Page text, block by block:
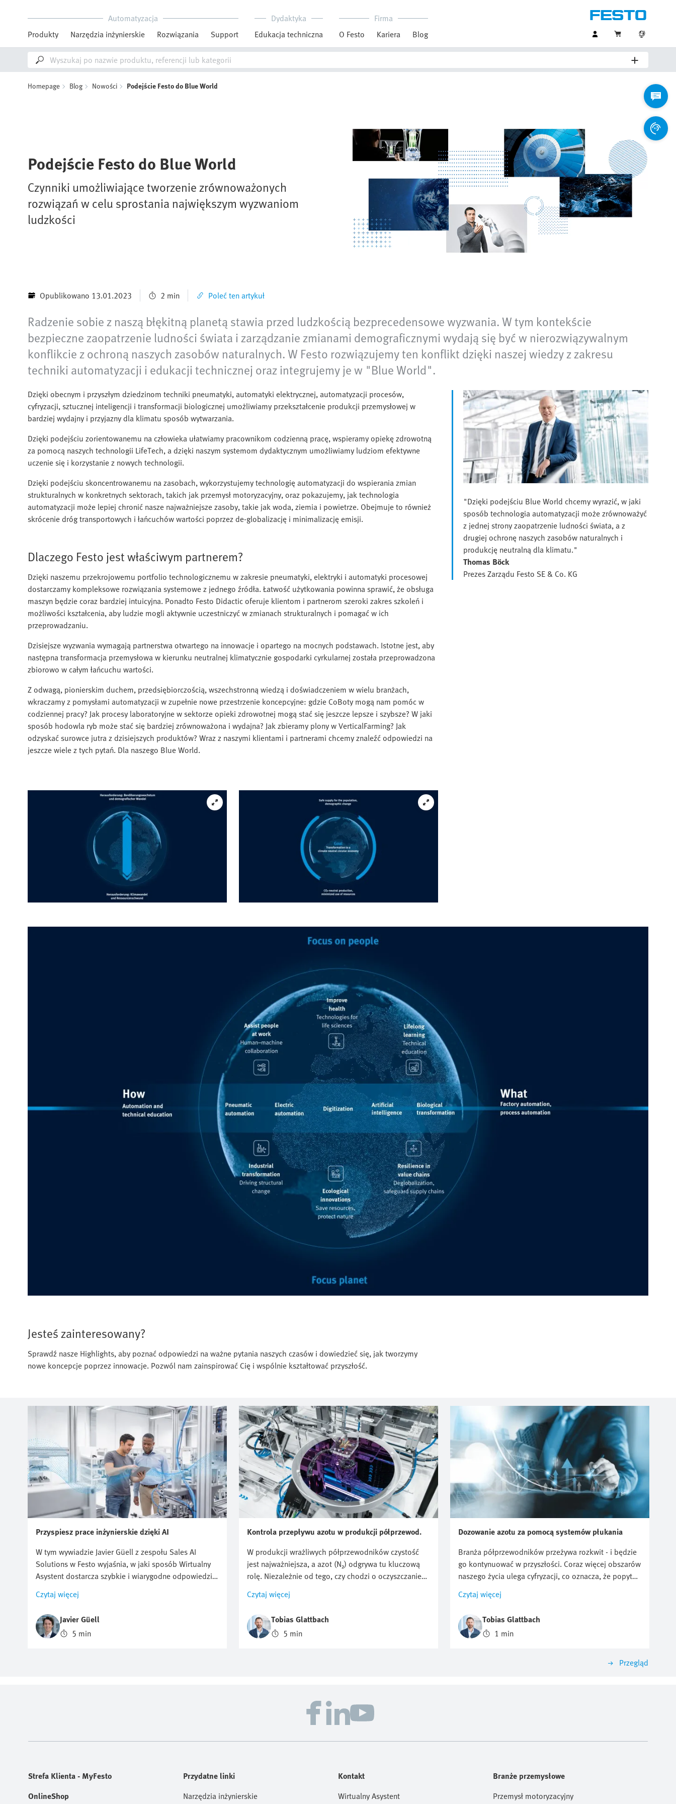
Automatyzacja
Produkty
Narzędzia inżynierskie Rozwiązania Support
Dydaktyka
Edukacja techniczna
Firma
O Festo
Kariera Blog
Homepage Blog Nowości Podejście Festo do Blue World
Podejście Festo do Blue World
Czynniki umożliwiające tworzenie zrównoważonych
rozwiązań w celu sprostania największym wyzwaniom
ludzkości
Opublikowano 13.01.2023 2 min Poleć ten artykuł
Radzenie sobie z naszą błękitną planetą stawia przed ludzkością bezprecedensowe wyzwania. W tym kontekście
bezpieczne zaopatrzenie ludności świata i zarządzanie zmianami demograficznymi wydają się być w nierozwiązywalnym
konflikcie z ochroną naszych zasobów naturalnych. W Festo rozwiązujemy ten konflikt dzięki naszej wiedzy z zakresu
techniki automatyzacji i edukacji technicznej oraz integrujemy je w "Blue World".
Dzięki obecnym i przyszłym dziedzinom techniki pneumatyki, automatyki elektrycznej, automatyzacji procesów,
cyfryzacji, sztucznej inteligencji i transformacji biologicznej umożliwiamy przekształcenie produkcji przemysłowej w
bardziej wydajny i przyjazny dla klimatu sposób wytwarzania.
Dzięki podejściu zorientowanemu na człowieka ułatwiamy pracownikom codzienną pracę, wspieramy opiekę zdrowotną
za pomocą naszych technologii LifeTech, a dzięki naszym systemom dydaktycznym umożliwiamy ludziom efektywne
uczenie się i korzystanie z nowych technologii.
Dzięki podejściu skoncentrowanemu na zasobach, wykorzystujemy technologię automatyzacji do wspierania zmian
strukturalnych w konkretnych sektorach, takich jak przemysł motoryzacyjny, oraz pokazujemy, jak technologia
automatyzacji może lepiej chronić nasze najważniejsze zasoby, takie jak woda, ziemia i powietrze. Obejmuje to również
skrócenie dróg transportowych i łańcuchów wartości poprzez de-globalizację i minimalizację emisji.
Dlaczego Festo jest właściwym partnerem?
Dzięki naszemu przekrojowemu portfolio technologicznemu w zakresie pneumatyki, elektryki i automatyki procesowej
dostarczamy kompleksowe rozwiązania systemowe z jednego źródła. Łatwość użytkowania powinna sprawić, że obsługa
maszyn będzie coraz bardziej intuicyjna. Ponadto Festo Didactic oferuje klientom i partnerom szeroki zakres szkoleń i
możliwości kształcenia, aby ludzie mogli aktywnie uczestniczyć w zmianach strukturalnych i pomagać w ich
przeprowadzaniu.
Dzisiejsze wyzwania wymagają partnerstwa otwartego na innowacje i opartego na mocnych podstawach. Istotne jest, aby
następna transformacja przemysłowa w kierunku neutralnej klimatycznie gospodarki cyrkularnej została przeprowadzona
zbiorowo w całym łańcuchu wartości.
Z odwagą, pionierskim duchem, przedsiębiorczością, wszechstronną wiedzą i doświadczeniem w wielu branżach,
wkraczamy z pomysłami automatyzacji w zupełnie nowe przestrzenie koncepcyjne: gdzie CoBoty mogą nam pomóc w
codziennej pracy? Jak procesy laboratoryjne w sektorze opieki zdrowotnej mogą stać się jeszcze lepsze i szybsze? W jaki
sposób hodowla ryb może stać się bardziej zrównoważona i wydajna? Jak zbieramy plony w VerticalFarming? Jak
odzyskać surowce jutra z dzisiejszych produktów? Wraz z naszymi klientami i partnerami chcemy znaleźć odpowiedzi na
jeszcze wiele z tych pytań. Dla naszego Blue World.
"Dzięki podejściu Blue World chcemy wyrazić, w jaki
sposób technologia automatyzacji może zrównoważyć
z jednej strony zaopatrzenie ludności świata, a z
drugiej ochronę naszych zasobów naturalnych i
produkcję neutralną dla klimatu."
Thomas Böck
Prezes Zarządu Festo SE & Co. KG
Jesteś zainteresowany?
Sprawdź nasze Highlights, aby poznać odpowiedzi na ważne pytania naszych czasów i dowiedzieć się, jak tworzymy
nowe koncepcje poprzez innowacje. Pozwól nam zainspirować Cię i wspólnie kształtować przyszłość.
Przyspiesz prace inżynierskie dzięki AI
W tym wywiadzie Javier Güell z zespołu Sales AI
Solutions w Festo wyjaśnia, w jaki sposób Wirtualny
Asystent dostarcza szybkie i wiarygodne odpowiedzi
sposób ten cyfrowy ekspert Festo wspiera
rozwiązywanie problemów oraz wyszukiwanie
informacji produktowych — przez całą dobę, 24/7.
Może to być prawdziwy przełom dla inżynierów
Czytaj więcej
Javier Güell
5 min
Kontrola przepływu azotu w produkcji półprzewod.
W produkcji wrażliwych półprzewodników czystość
jest najważniejsza, a azot (N₂) odgrywa tu kluczową
rolę. Niezależnie od tego, czy chodzi o oczyszczanie
przed cząstkami i innymi zanieczyszczeniami, czy też o
ochronę przed utlenianiem, optymalizacja zużycia
azotu ma kluczowe znaczenie. Ale jak można
regulować ten przepływ w sposób wydajny,
Czytaj więcej
Tobias Glattbach
5 min
Dozowanie azotu za pomocą systemów płukania
Branża półprzewodników przeżywa rozkwit - i będzie
go kontynuować w przyszłości. Coraz więcej obszarów
naszego życia ulega cyfryzacji, co oznacza, że popyt
stale rośnie. Jednocześnie rośnie presja cenowa na
producentów. W tym filmie pokazujemy, ile azotu
można zaoszczędzić i jaki pozytywny wpływ można
mieć na środowisko.
Czytaj więcej
Tobias Glattbach
1 min
Przegląd
Strefa Klienta - MyFesto
OnlineShop
Przydatne linki
Narzędzia inżynierskie
Kontakt
Wirtualny Asystent
Branże przemysłowe
Przemysł motoryzacyjny